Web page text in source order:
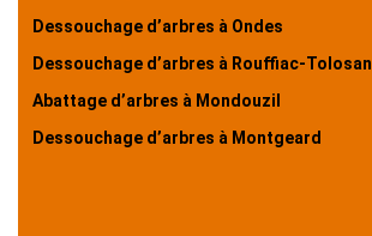
Dessouchage d’arbres à Ondes
Dessouchage d’arbres à Rouffiac-Tolosan
Abattage d’arbres à Mondouzil
Dessouchage d’arbres à Montgeard